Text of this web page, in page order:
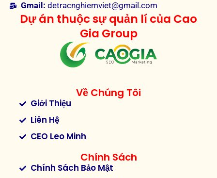
Gmail: detracnghiemviet@gmail.com
Dự án thuộc sự quản lí của Cao
Gia Group
Về Chúng Tôi
Giới Thiệu
Liên Hệ
CEO Leo Minh
Chính Sách
Chính Sách Bảo Mật